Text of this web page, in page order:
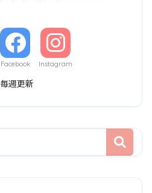
Facebook Instagram
毎週更新